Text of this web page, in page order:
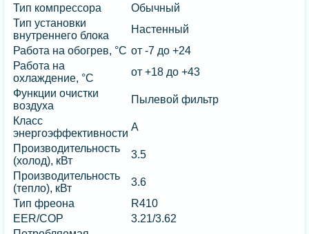
Тип компрессора
Обычный
Тип установки
внутреннего блока
Настенный
Работа на обогрев, °C от -7 до +24
Работа на
охлаждение, °C
от +18 до +43
Функции очистки
воздуха
Пылевой фильтр
Класс
энергоэффективности
А
Производительность
(холод), кВт
3.5
Производительность
(тепло), кВт
3.6
Тип фреона
R410
EER/COP
3.21/3.62